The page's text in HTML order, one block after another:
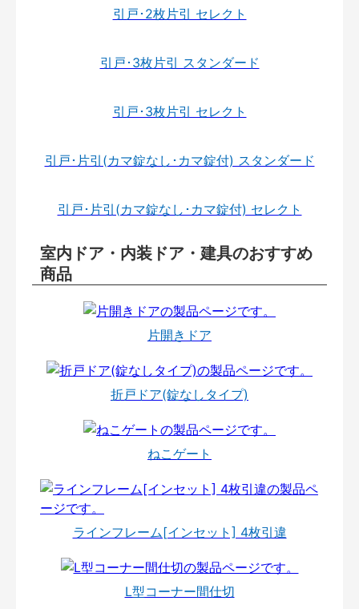
引戸･2枚片引 セレクト
引戸･3枚片引 スタンダード
引戸･3枚片引 セレクト
引戸･片引(カマ錠なし･カマ錠付) スタンダード
引戸･片引(カマ錠なし･カマ錠付) セレクト
室内ドア・内装ドア・建具のおすすめ
商品
片開きドア
折戸ドア(錠なしタイプ)
ねこゲート
ラインフレーム[インセット] 4枚引違
L型コーナー間仕切